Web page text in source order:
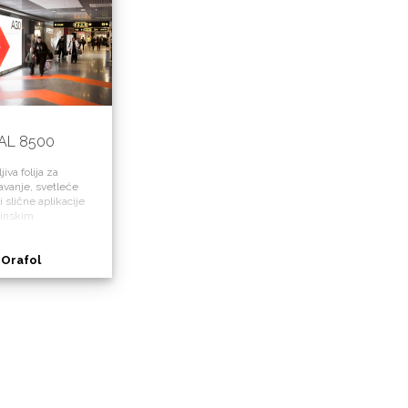
8500
folija za
svetleće
slične aplikacije
Orafol